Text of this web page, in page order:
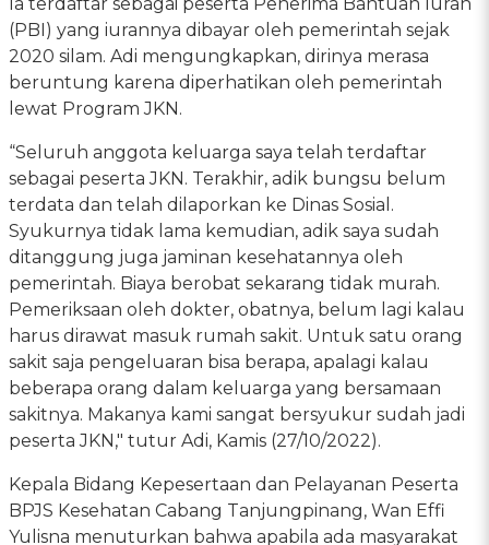
(PBI) yang iurannya dibayar oleh pemerintah sejak
2020 silam. Adi mengungkapkan, dirinya merasa
beruntung karena diperhatikan oleh pemerintah
lewat Program JKN.
“Seluruh anggota keluarga saya telah terdaftar
sebagai peserta JKN. Terakhir, adik bungsu belum
terdata dan telah dilaporkan ke Dinas Sosial.
Syukurnya tidak lama kemudian, adik saya sudah
ditanggung juga jaminan kesehatannya oleh
pemerintah. Biaya berobat sekarang tidak murah.
Pemeriksaan oleh dokter, obatnya, belum lagi kalau
harus dirawat masuk rumah sakit. Untuk satu orang
sakit saja pengeluaran bisa berapa, apalagi kalau
beberapa orang dalam keluarga yang bersamaan
sakitnya. Makanya kami sangat bersyukur sudah jadi
peserta JKN," tutur Adi, Kamis (27/10/2022).
Kepala Bidang Kepesertaan dan Pelayanan Peserta
BPJS Kesehatan Cabang Tanjungpinang, Wan Effi
Yulisna menuturkan bahwa apabila ada masyarakat